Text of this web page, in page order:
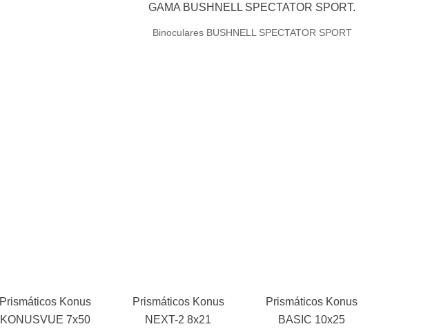
GAMA BUSHNELL SPECTATOR SPORT.
Binoculares BUSHNELL SPECTATOR SPORT
Prismáticos Konus
KONUSVUE 7x50
Prismáticos Konus
NEXT-2 8x21
Prismáticos Konus
BASIC 10x25